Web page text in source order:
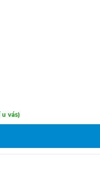
vás)